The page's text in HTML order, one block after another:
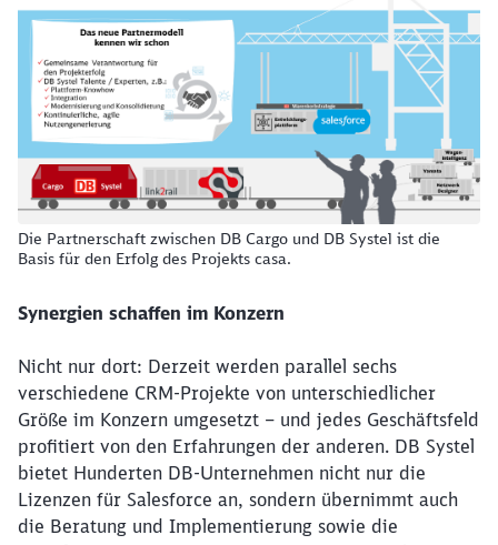
Die Partnerschaft zwischen DB Cargo und DB Systel ist die
Basis für den Erfolg des Projekts casa.
Synergien schaffen im Konzern
Nicht nur dort: Derzeit werden parallel sechs
verschiedene CRM-Projekte von unterschiedlicher
Größe im Konzern umgesetzt – und jedes Geschäftsfeld
profitiert von den Erfahrungen der anderen. DB Systel
bietet Hunderten DB-Unternehmen nicht nur die
Lizenzen für Salesforce an, sondern übernimmt auch
die Beratung und Implementierung sowie die
werden?
Abbrechen